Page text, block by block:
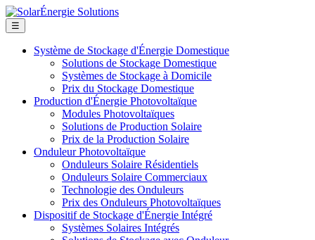
☰
Système de Stockage d'Énergie Domestique
Solutions de Stockage Domestique
Systèmes de Stockage à Domicile
Prix du Stockage Domestique
Production d'Énergie Photovoltaïque
Modules Photovoltaïques
Solutions de Production Solaire
Prix de la Production Solaire
Onduleur Photovoltaïque
Onduleurs Solaire Résidentiels
Onduleurs Solaire Commerciaux
Technologie des Onduleurs
Prix des Onduleurs Photovoltaïques
Dispositif de Stockage d'Énergie Intégré
Systèmes Solaires Intégrés